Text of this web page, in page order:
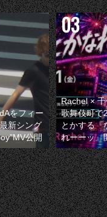
をフィー
新シング
公開
Rachel ×
歌舞伎町で
とかする『
れーーッ』